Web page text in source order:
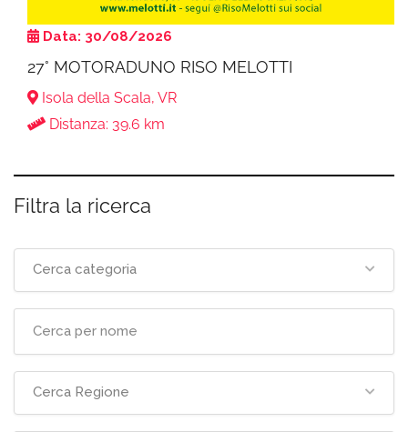
Data: 30/08/2026
27° MOTORADUNO RISO MELOTTI
Isola della Scala, VR
Distanza: 39.6 km
Filtra la ricerca
Cerca categoria
Cerca Regione